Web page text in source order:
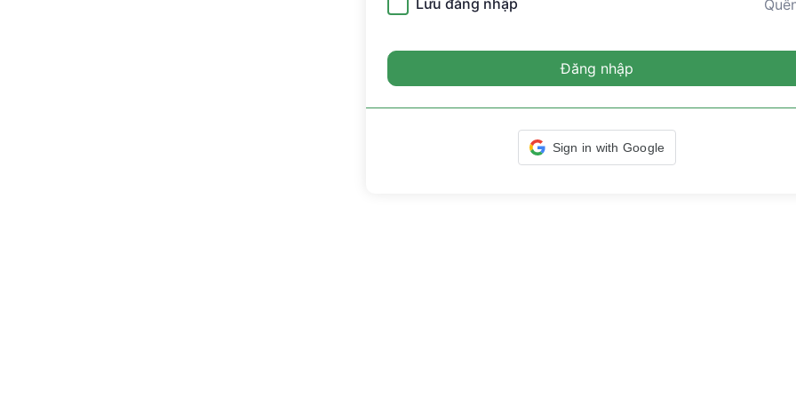
Lưu đăng nhập
Đăng nhập
Sign in with Google